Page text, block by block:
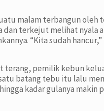
malam terbangun oleh
terkejut melihat nyala
“Kita sudah
pemilik kebun
batang tebu itu lalu
kadar gulanya